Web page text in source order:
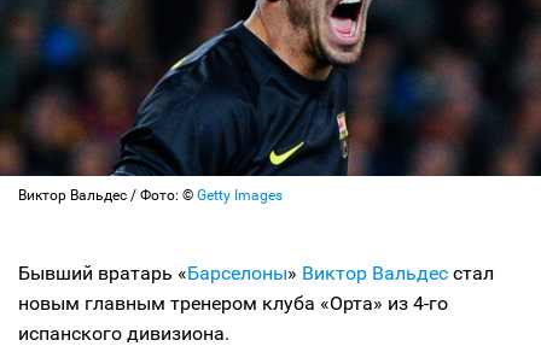
Виктор Вальдеc / Фото: © Getty Images
Бывший вратарь «Барселоны» Виктор Вальдес стал
новым главным тренером клуба «Орта» из 4-го
испанского дивизиона.